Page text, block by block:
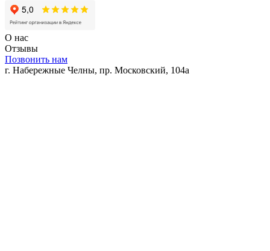
О нас
Отзывы
Позвонить нам
г. Набережные Челны, пр. Московский, 104а